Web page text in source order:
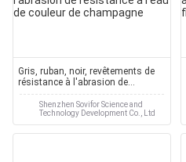
Gris, ruban, noir, revêtements de
résistance à l'abrasion de
résistance à l'eau de couleur de
champagne
Shenzhen Sovifor Science and
Technology Development Co., Ltd